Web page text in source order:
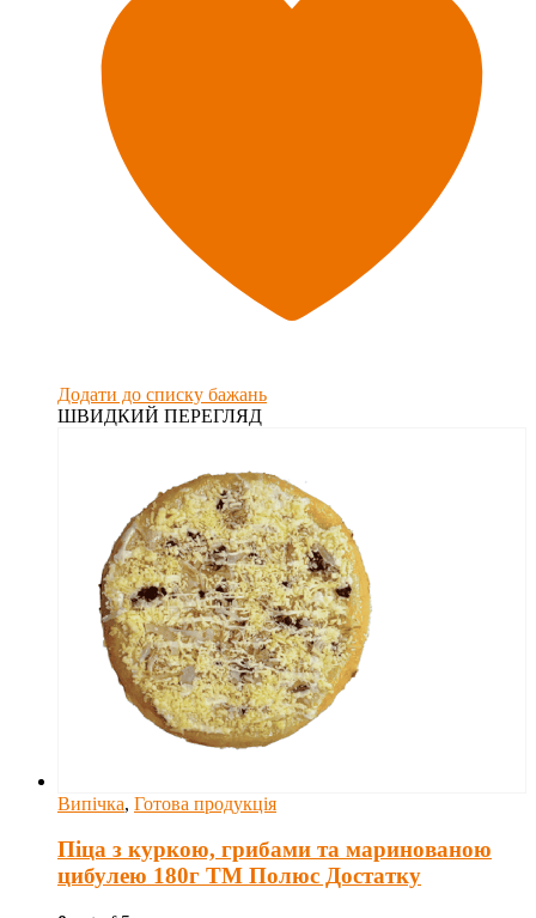
Додати до списку бажань
ШВИДКИЙ ПЕРЕГЛЯД
Випічка, Готова продукція
Піца з куркою, грибами та маринованою
цибулею 180г ТМ Полюс Достатку